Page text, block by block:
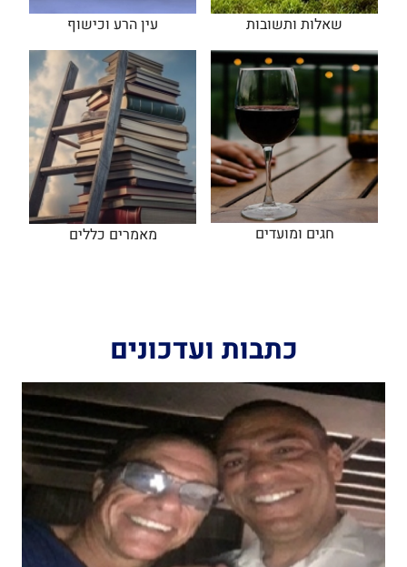
שאלות ותשובות עין הרע וכישוף
חגים ומועדים מאמרים כללים
כתבות ועדכונים